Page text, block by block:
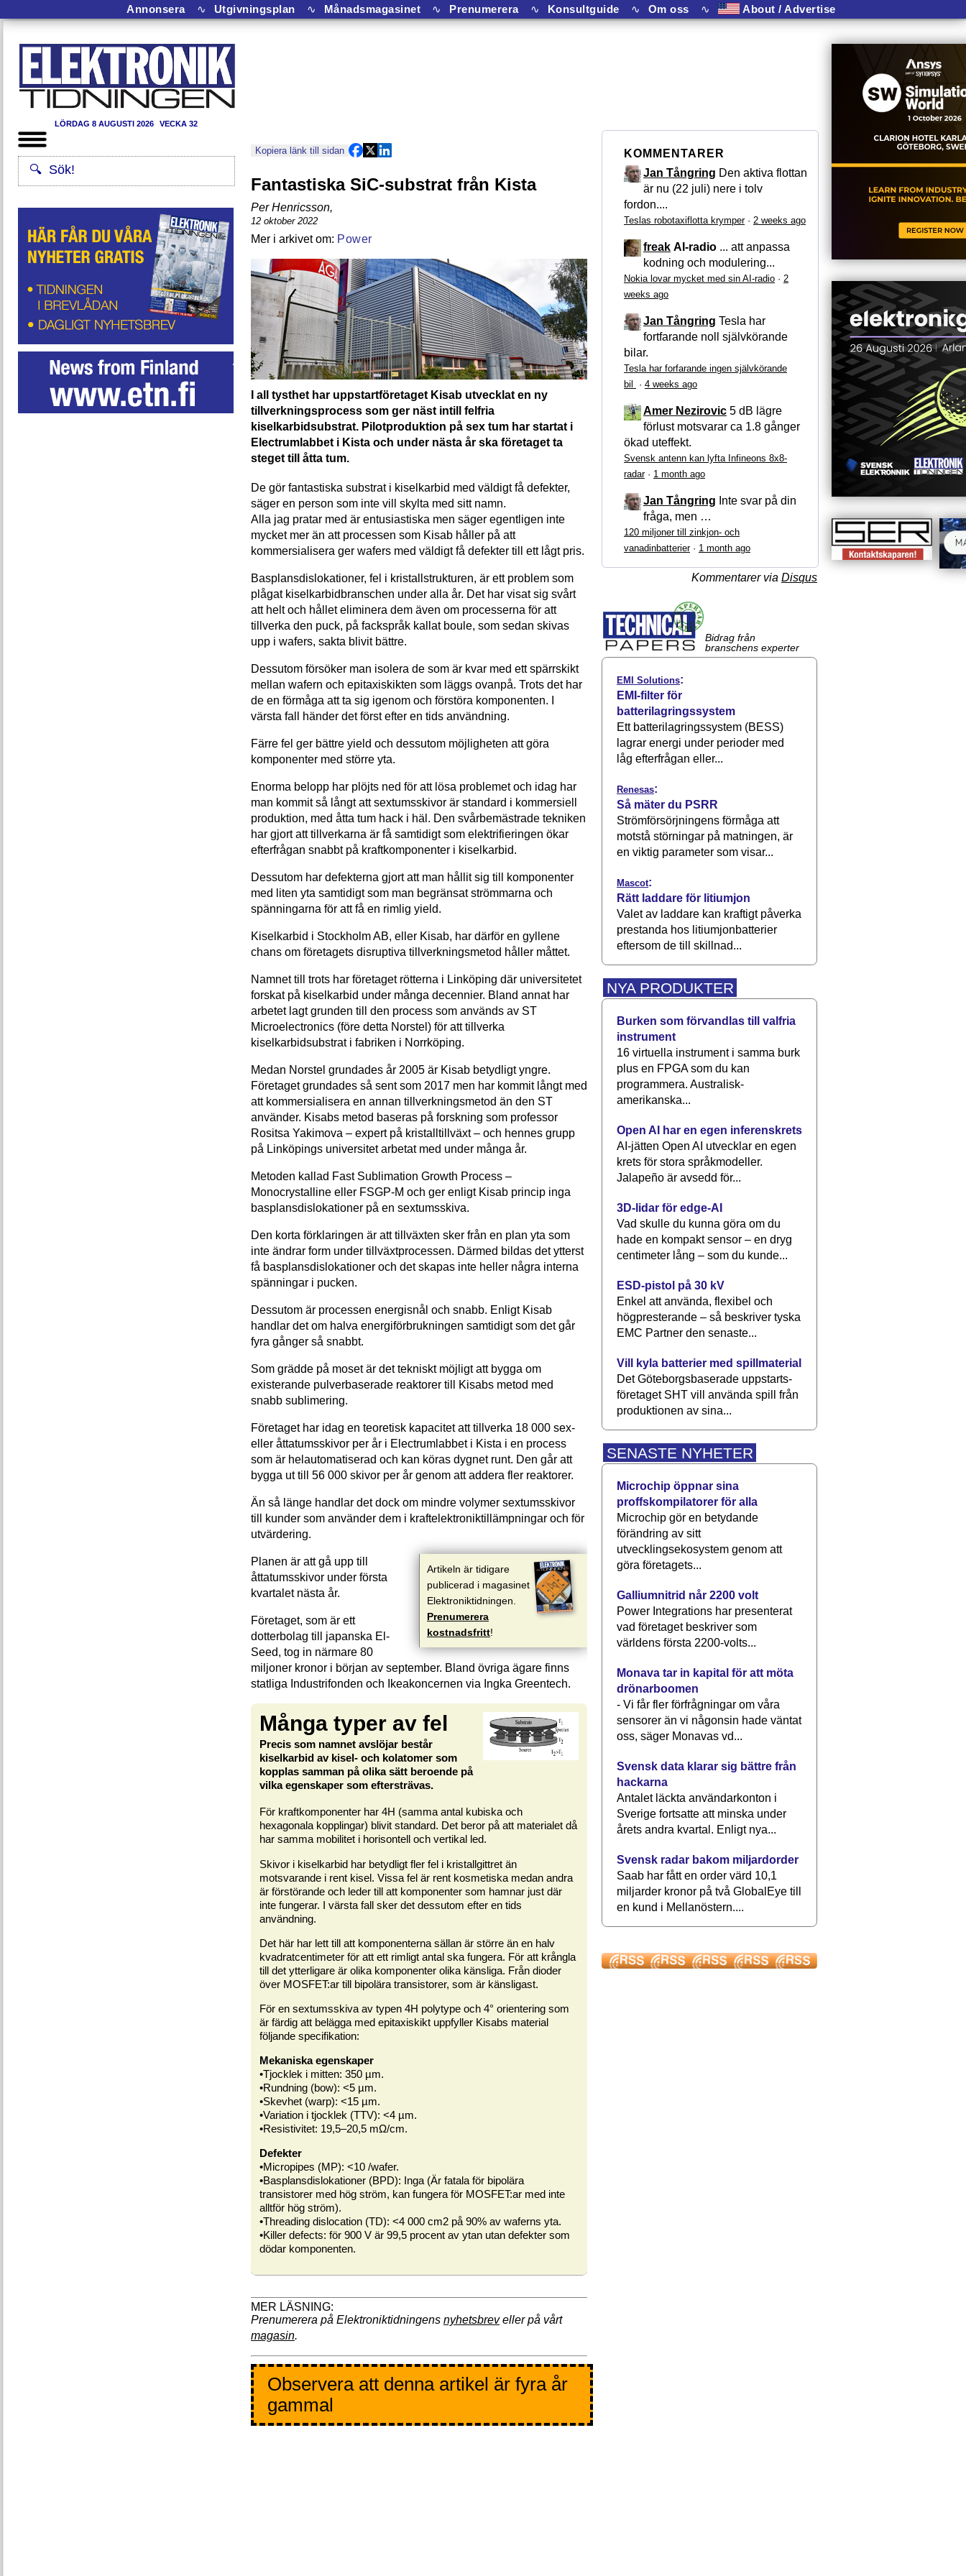
Annonsera ∿ Utgivningsplan ∿ Månadsmagasinet ∿ Prenumerera ∿ Konsultguide ∿ Om oss ∿ About / Advertise
LÖRDAG 8 AUGUSTI 2026 VECKA 32
Kopiera länk till sidan
Fantastiska SiC-substrat från Kista
Per Henricsson,
12 oktober 2022
Power
I all tysthet har uppstartföretaget Kisab utvecklat en ny
tillverkningsprocess som ger näst intill felfria
kiselkarbidsubstrat. Pilotproduktion på sex tum har startat i
Electrumlabbet i Kista och under nästa år ska företaget ta
steget till åtta tum.
De gör fantastiska substrat i kiselkarbid med väldigt få defekter,
säger en person som inte vill skylta med sitt namn.
Alla jag pratar med är entusiastiska men säger egentligen inte
mycket mer än att processen som Kisab håller på att
kommersialisera ger wafers med väldigt få defekter till ett lågt pris.
Basplansdislokationer, fel i kristallstrukturen, är ett problem som
plågat kiselkarbidbranschen under alla år. Det har visat sig svårt
att helt och hållet eliminera dem även om processerna för att
tillverka den puck, på fackspråk kallat boule, som sedan skivas
upp i wafers, sakta blivit bättre.
Dessutom försöker man isolera de som är kvar med ett spärrskikt
mellan wafern och epitaxiskikten som läggs ovanpå. Trots det har
de en förmåga att ta sig igenom och förstöra komponenten. I
värsta fall händer det först efter en tids användning.
Färre fel ger bättre yield och dessutom möjligheten att göra
komponenter med större yta.
Enorma belopp har plöjts ned för att lösa problemet och idag har
man kommit så långt att sextumsskivor är standard i kommersiell
produktion, med åtta tum hack i häl. Den svårbemästrade tekniken
har gjort att tillverkarna är få samtidigt som elektrifieringen ökar
efterfrågan snabbt på kraftkomponenter i kiselkarbid.
Dessutom har defekterna gjort att man hållit sig till komponenter
med liten yta samtidigt som man begränsat strömmarna och
spänningarna för att få en rimlig yield.
Kiselkarbid i Stockholm AB, eller Kisab, har därför en gyllene
chans om företagets disruptiva tillverkningsmetod håller måttet.
Namnet till trots har företaget rötterna i Linköping där universitetet
forskat på kiselkarbid under många decennier. Bland annat har
arbetet lagt grunden till den process som används av ST
Microelectronics (före detta Norstel) för att tillverka
kiselkarbidsubstrat i fabriken i Norrköping.
Medan Norstel grundades år 2005 är Kisab betydligt yngre.
Företaget grundades så sent som 2017 men har kommit långt med
att kommersialisera en annan tillverkningsmetod än den ST
använder. Kisabs metod baseras på forskning som professor
Rositsa Yakimova – expert på kristalltillväxt – och hennes grupp
på Linköpings universitet arbetat med under många år.
Metoden kallad Fast Sublimation Growth Process –
Monocrystalline eller FSGP-M och ger enligt Kisab princip inga
basplansdislokationer på en sextumsskiva.
Den korta förklaringen är att tillväxten sker från en plan yta som
inte ändrar form under tillväxtprocessen. Därmed bildas det ytterst
få basplansdislokationer och det skapas inte heller några interna
spänningar i pucken.
Dessutom är processen energi­snål och snabb. Enligt Kisab
handlar det om halva energiförbrukningen samtidigt som det går
fyra gånger så snabbt.
Som grädde på moset är det tekniskt möjligt att bygga om
existerande pulverbaserade reaktorer till Kisabs metod med
snabb sublimering.
Företaget har idag en teoretisk kapacitet att tillverka 18 000 sex-
eller åttatumsskivor per år i Electrumlabbet i Kista i en process
som är helautomatiserad och kan köras dygnet runt. Den går att
bygga ut till 56 000 skivor per år genom att addera fler reaktorer.
Än så länge handlar det dock om mindre volymer sextumsskivor
till kunder som använder dem i kraftelektroniktillämpningar och för
utvärdering.
Artikeln är tidigare
publicerad i magasinet
Elektroniktidningen.
Prenumerera
kostnadsfritt!
Planen är att gå upp till
åttatumsskivor under första
kvartalet nästa år.
Företaget, som är ett
dotterbolag till japanska El-
Seed, tog in närmare 80
miljoner kronor i början av september. Bland övriga ägare finns
statliga Industrifonden och Ikeakoncernen via Ingka Greentech.
Många typer av fel
Precis som namnet avslöjar består
kiselkarbid av kisel- och kolatomer som
kopplas samman på olika sätt beroende på
vilka egenskaper som eftersträvas.
För kraftkomponenter har 4H (samma antal kubiska och
hexagonala kopplingar) blivit standard. Det beror på att materialet då
har samma mobilitet i horisontell och vertikal led.
Skivor i kiselkarbid har betydligt fler fel i kristallgittret än
motsvarande i rent kisel. Vissa fel är rent kosmetiska medan andra
är förstörande och leder till att komponenter som hamnar just där
inte fungerar. I värsta fall sker det dessutom efter en tids
användning.
Det här har lett till att komponenterna sällan är större än en halv
kvadratcentimeter för att ett rimligt antal ska fungera. För att krångla
till det ytterligare är olika komponenter olika känsliga. Från dioder
över MOSFET:ar till bipolära transistorer, som är känsligast.
För en sextumsskiva av typen 4H polytype och 4° orientering som
är färdig att belägga med epitaxiskikt uppfyller Kisabs material
följande specifikation:
Mekaniska egenskaper
•Tjocklek i mitten: 350 µm.
•Rundning (bow): <5 µm.
•Skevhet (warp): <15 µm.
•Variation i tjocklek (TTV): <4 µm.
•Resistivitet: 19,5–20,5 mΩ/cm.
Defekter
•Micropipes (MP): <10 /wafer.
•Basplansdislokationer (BPD): Inga (Är fatala för bipolära
transistorer med hög ström, kan fungera för MOSFET:ar med inte
alltför hög ström).
•Threading dislocation (TD): <4 000 cm2 på 90% av waferns yta.
•Killer defects: för 900 V är 99,5 procent av ytan utan defekter som
dödar komponenten.
Prenumerera på Elektroniktidningens nyhetsbreveller på vårt
magasin.
Observera att denna artikel är fyra år
gammal
KOMMENTARER
Jan Tångring Den aktiva flottan
är nu (22 juli) nere i tolv
fordon....
Teslas robotaxiflotta krymper· 2 weeks ago
freak AI-radio ... att anpassa
kodning och modulering...
Nokia lovar mycket med sin AI-radio · 2
weeks ago
Jan Tångring Tesla har
fortfarande noll självkörande
bilar.
Tesla har forfarande ingen självkörande
bil
· 4 weeks ago
Amer Nezirovic 5 dB lägre
förlust motsvarar ca 1.8 gånger
ökad uteffekt.
Svensk antenn kan lyfta Infineons 8x8-
radar· 1 month ago
Jan Tångring Inte svar på din
fråga, men …
120 miljoner till zinkjon- och
vanadinbatterier· 1 month ago
Kommentarer via Disqus
Bidrag från
branschens experter
EMI Solutions:
EMI-filter för
batterilagringssystem
Ett batterilagringssystem (BESS)
lagrar energi under perioder med
låg efterfrågan eller...
Renesas:
Så mäter du PSRR
Strömförsörjningens förmåga att
motstå störningar på matningen, är
en viktig parameter som visar...
Mascot:
Rätt laddare för litiumjon
Valet av laddare kan kraftigt påverka
prestanda hos litiumjonbatterier
eftersom de till skillnad...
NYA PRODUKTER
Burken som förvandlas till valfria
instrument
16 virtuella instrument i samma burk
plus en FPGA som du kan
programmera. Australisk-
amerikanska...
Open AI har en egen inferenskrets
AI-jätten Open AI utvecklar en egen
krets för stora språkmodeller.
Jalapeño är avsedd för...
3D-lidar för edge-AI
Vad skulle du kunna göra om du
hade en kompakt sensor – en dryg
centimeter lång – som du kunde...
ESD-pistol på 30 kV
Enkel att använda, flexibel och
högpresterande – så beskriver tyska
EMC Partner den senaste...
Vill kyla batterier med spillmaterial
Det Göteborgsbaserade upp­starts­
företaget SHT vill använda spill från
produktionen av sina...
SENASTE NYHETER
Microchip öppnar sina
proffskompilatorer för alla
Microchip gör en betydande
förändring av sitt
utvecklingsekosystem genom att
göra företagets...
Galliumnitrid når 2200 volt
Power Integrations har presenterat
vad företaget beskriver som
världens första 2200-volts...
Monava tar in kapital för att möta
drönarboomen
- Vi får fler förfrågningar om våra
sensorer än vi någonsin hade väntat
oss, säger Monavas vd...
Svensk data klarar sig bättre från
hackarna
Antalet läckta användarkonton i
Sverige fortsatte att minska under
årets andra kvartal. Enligt nya...
Svensk radar bakom miljardorder
Saab har fått en order värd 10,1
miljarder kronor på två GlobalEye till
en kund i Mellanöstern....